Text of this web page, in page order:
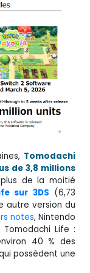
Tomodachi
de 3,8 millions
de la moitié
sur 3DS (6,73
autre version du
notes, Nintendo
Life :
40 % des
possèdent une